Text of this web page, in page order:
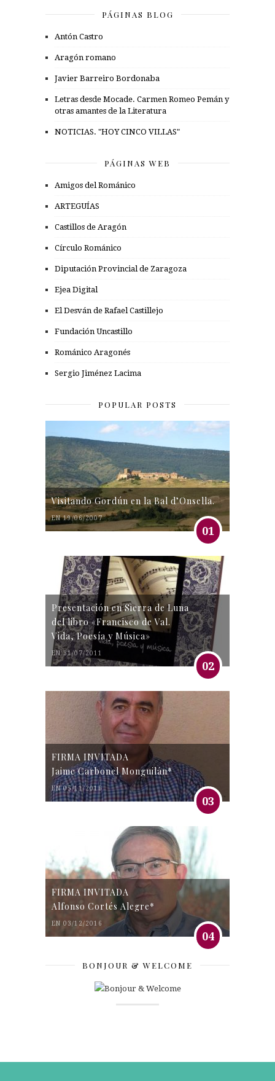
PÁGINAS BLOG
Antón Castro
Aragón romano
Javier Barreiro Bordonaba
Letras desde Mocade. Carmen Romeo Pemán y
otras amantes de la Literatura
NOTICIAS. "HOY CINCO VILLAS"
PÁGINAS WEB
Amigos del Románico
ARTEGUÍAS
Castillos de Aragón
Círculo Románico
Diputación Provincial de Zaragoza
Ejea Digital
El Desván de Rafael Castillejo
Fundación Uncastillo
Románico Aragonés
Sergio Jiménez Lacima
POPULAR POSTS
Visitando Gordún en la Bal d’Onsella.
EN 19/06/2007
01
Presentación en Sierra de Luna
del libro «Francisco de Val.
Vida, Poesía y Música»
EN 31/07/2011
02
FIRMA INVITADA
Jaime Carbonel Monguilán*
EN 05/11/2016
03
FIRMA INVITADA
Alfonso Cortés Alegre*
EN 03/12/2016
04
BONJOUR & WELCOME